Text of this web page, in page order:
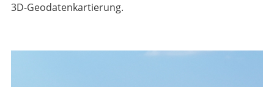
3D-Geodatenkartierung.